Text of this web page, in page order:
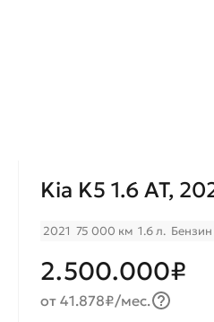
Kia K5 1.6 AT,
2021 75 000 км 1.6 л. Бензин
2.500.000₽
от 41.878₽/мес.